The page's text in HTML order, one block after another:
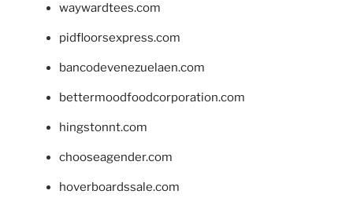
waywardtees.com
pidfloorsexpress.com
bancodevenezuelaen.com
bettermoodfoodcorporation.com
hingstonnt.com
chooseagender.com
hoverboardssale.com